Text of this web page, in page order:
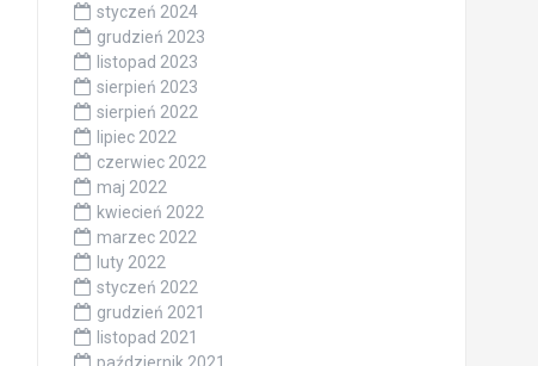
styczeń 2024
grudzień 2023
listopad 2023
sierpień 2023
sierpień 2022
lipiec 2022
czerwiec 2022
maj 2022
kwiecień 2022
marzec 2022
luty 2022
styczeń 2022
grudzień 2021
listopad 2021